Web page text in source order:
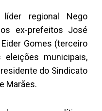
regional Nego
ex-prefeitos José
Gomes (terceiro
municipais,
do Sindicato
Marães.